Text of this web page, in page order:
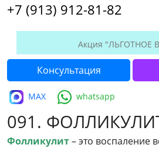
+7 (913) 912-81-82
Акция "ЛЬГОТНОЕ
Консультация
MAX whatsapp
091.
Фолликулит– это воспаление